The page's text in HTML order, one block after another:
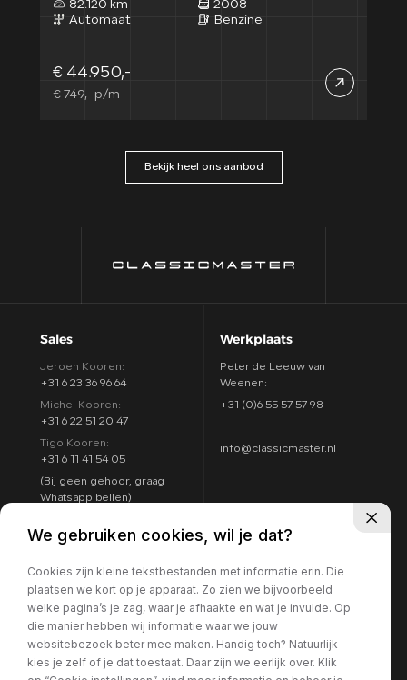
82.120 km
2008
Automaat
Benzine
€ 44.950,-
€ 749,- p/m
Bekijk heel ons aanbod
Sales
Jeroen Kooren:
+31 6 23 36 96 64
Michel Kooren:
+31 6 22 51 20 47
Tigo Kooren:
+31 6 11 41 54 05
(Bij geen gehoor, graag
Whatsapp bellen)
Werkplaats
Peter de Leeuw van
Weenen:
+31 (0)6 55 57 57 98
info@classicmaster.nl
Argon 25
Routebeschrijving
8:00 - 17:00
7 dagen per week
geopend
We gebruiken cookies, wil je dat?
Cookies zijn kleine tekstbestanden met informatie erin. Die
plaatsen we kort op je apparaat. Zo zien we bijvoorbeeld
welke pagina’s je zag, waar je afhaakte en wat je invulde. Op
die manier hebben wij informatie waar we jouw
websitebezoek beter mee maken. Handig toch? Natuurlijk
kies je zelf of je dat toestaat. Daar zijn we eerlijk over. Klik